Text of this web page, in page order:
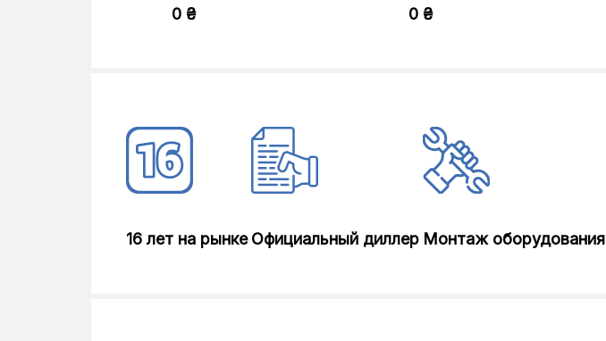
0 ₴ 0 ₴
16 лет на рынке Официальный диллер Монтаж оборудования